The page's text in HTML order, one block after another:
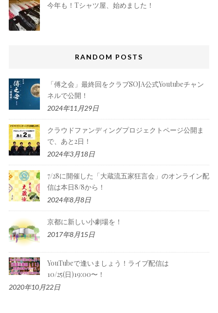
今年も！Tシャツ屋、始めました！
RANDOM POSTS
「傅之会」最終回をクラブSOJA公式Youtubeチャン
ネルで公開！
2024年11月29日
クラウドファンディングプロジェクトページ公開ま
で、あと2日！
2024年3月18日
7/28に開催した「大蔵流五家狂言会」のオンライン配
信は本日8/8から！
2024年8月8日
京都に新しい小劇場を！
2017年8月15日
YouTubeで逢いましょう！ライブ配信は
10/25(日)19:00〜！
2020年10月22日